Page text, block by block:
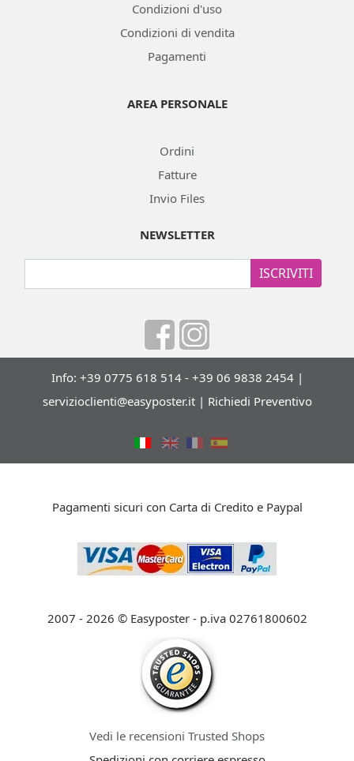
Condizioni d'uso
Condizioni di vendita
Pagamenti
AREA PERSONALE
Ordini
Fatture
Invio Files
NEWSLETTER
ISCRIVITI
Info: +39 0775 618 514 - +39 06 9838 2454 |
servizioclienti@easyposter.it| Richiedi Preventivo
Pagamenti sicuri con Carta di Credito e Paypal
2007 - 2026 © Easyposter - p.iva 02761800602
Vedi le recensioni Trusted Shops